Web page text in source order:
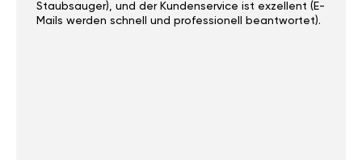
Staubsauger), und der Kundenservice ist exzellent (E-
Mails werden schnell und professionell beantwortet).